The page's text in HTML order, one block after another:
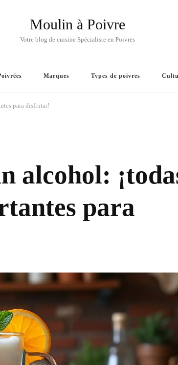
Moulin à Poivre
Votre blog de cuisine Spécialiste en Poivres
Marques Types de poivres
para disfrutar!
alcohol:
para